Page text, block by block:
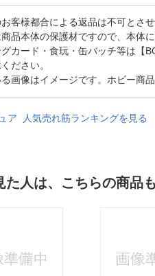
客様都合による返品は不可とさせ
品本体の保護材ですので、本体
カード・食玩・缶バッチ等は【
ださい。
画像はイメージです。ホビー商
ア 人気売れ筋ランキングを見る
た人は、こちらの商品